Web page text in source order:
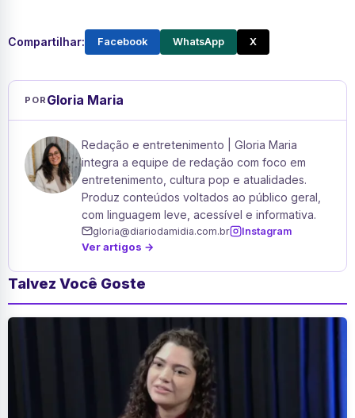
Compartilhar: Facebook WhatsApp X
POR Gloria Maria
Redação e entretenimento | Gloria Maria
integra a equipe de redação com foco em
entretenimento, cultura pop e atualidades.
Produz conteúdos voltados ao público geral,
com linguagem leve, acessível e informativa.
gloria@diariodamidia.com.br Instagram
Ver artigos →
Talvez Você Goste